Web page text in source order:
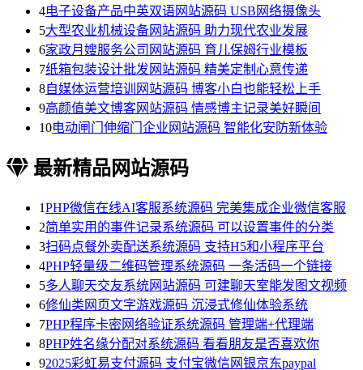
4电子设备产品中英双语网站源码 USB网络摄像头
5大型农业机械设备网站源码 助力现代农业发展
6家政月嫂服务公司网站源码 育儿保姆行业模板
7纸箱包装设计批发网站源码 精美定制心意传递
8自媒体运营培训网站源码 博客小白也能轻松上手
9高颜值美文博客网站源码 情感博主记录美好瞬间
10电动闸门伸缩门企业网站源码 智能化安防新体验
最新精品网站源码
1PHP微信在线AI客服系统源码 完美集成企业微信客服
2简单实用的事件记录系统源码 可以设置事件的分类
3扫码点餐外卖配送系统源码 支持H5和小程序平台
4PHP轻量级二维码管理系统源码 一条活码一个链接
5多人聊天交友系统网站源码 可建聊天室能发图文视频
6修仙类网页文字游戏源码 沉浸式修仙体验系统
7PHP程序卡密网络验证系统源码 管理端+代理端
8PHP姓名缘分配对系统源码 看看朋友是否喜欢你
92025彩虹易支付源码 支付宝微信网银京东paypal